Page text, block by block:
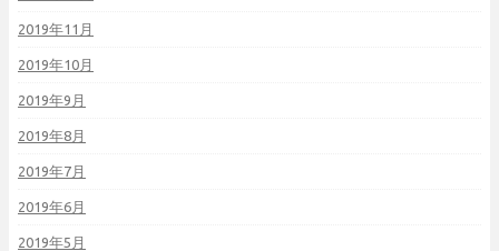
2019年11月
2019年10月
2019年9月
2019年8月
2019年7月
2019年6月
2019年5月